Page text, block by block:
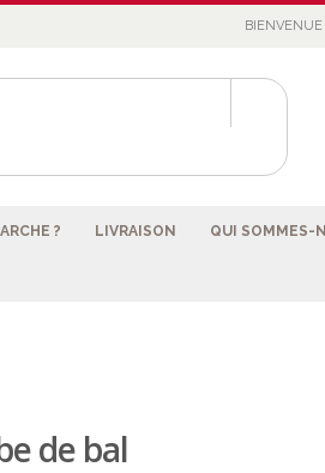
BIENVENUE
? LIVRAISON QUI SOMMES-
de bal